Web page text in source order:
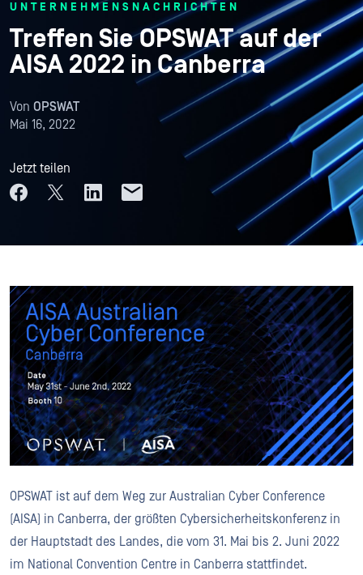
UNTERNEHMENSNACHRICHTEN
Treffen Sie OPSWAT auf der
AISA 2022 in Canberra
Von OPSWAT
Mai 16, 2022
Jetzt teilen
OPSWAT ist auf dem Weg zur Australian Cyber Conference
(AISA) in Canberra, der größten Cybersicherheitskonferenz in
der Hauptstadt des Landes, die vom 31. Mai bis 2. Juni 2022
im National Convention Centre in Canberra stattfindet.